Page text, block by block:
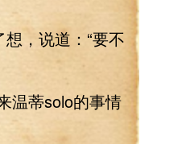
，说道：“要不
蒂solo的事情